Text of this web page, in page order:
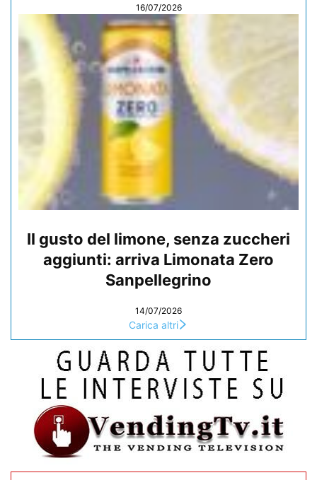
16/07/2026
Il gusto del limone, senza zuccheri
aggiunti: arriva Limonata Zero
Sanpellegrino
14/07/2026
Carica altri